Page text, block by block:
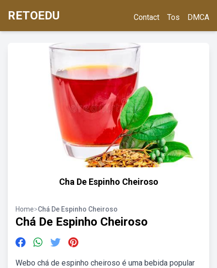
RETOEDU Contact Tos DMCA
Cha De Espinho Cheiroso
Home>Chá De Espinho Cheiroso
Chá De Espinho Cheiroso
Webo chá de espinho cheiroso é uma bebida popular